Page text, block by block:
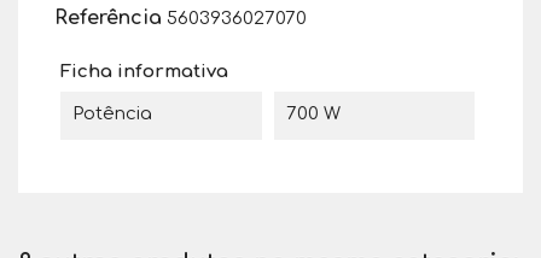
Referência 5603936027070
Ficha informativa
Potência 700 W